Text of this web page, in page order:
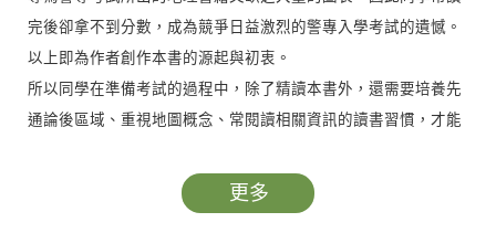
完後卻拿不到分數，成為競爭日益激烈的警專入學考試的遺憾。
以上即為作者創作本書的源起與初衷。
所以同學在準備考試的過程中，除了精讀本書外，還需要培養先
通論後區域、重視地圖概念、常閱讀相關資訊的讀書習慣，才能
身為警察子弟，能夠為台灣的警專入學考試的考生撰寫參考書，
是感到相當光榮的一件事，也祝同學們考試順利！
更多